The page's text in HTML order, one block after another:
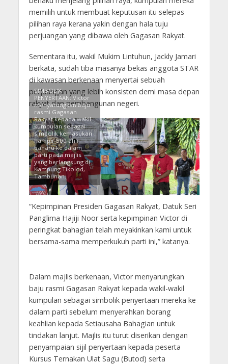
memilih untuk membuat keputusan itu selepas
pilihan raya kerana yakin dengan hala tuju
perjuangan yang dibawa oleh Gagasan Rakyat.
Sementara itu, wakil Mukim Lintuhun, Jackly Jamari
berkata, sudah tiba masanya bekas anggota STAR
di kawasan berkenaan menyertai sebuah
perjuangan yang lebih konsisten demi masa depan
rakyat dan pembangunan negeri.
SIMBOLIK
PENYERTAAN: Victor
menyarungkan baju
rasmi Gagasan
Rakyat kepada wakil
kumpulan sebagai
simbolik kemasukan
hampir 500 ahli
baharu ke dalam
parti pada majlis
yang berlangsung di
Kampung Tikolod,
Tambunan.
“Kepimpinan Presiden Gagasan Rakyat, Datuk Seri
Panglima Hajiji Noor serta kepimpinan Victor di
peringkat bahagian telah meyakinkan kami untuk
bersama-sama memperkukuh parti ini,” katanya.
Dalam majlis berkenaan, Victor menyarungkan
baju rasmi Gagasan Rakyat kepada wakil-wakil
kumpulan sebagai simbolik penyertaan mereka ke
dalam parti sebelum menyerahkan borang
keahlian kepada Setiausaha Bahagian untuk
tindakan lanjut. Majlis itu turut diserikan dengan
penyampaian sijil penyertaan kepada peserta
Kursus Ternakan Ulat Sagu (Butod) serta